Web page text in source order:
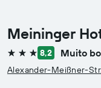
Meininger
3 estrelas8,2 Muito
Alexander-Meißner-